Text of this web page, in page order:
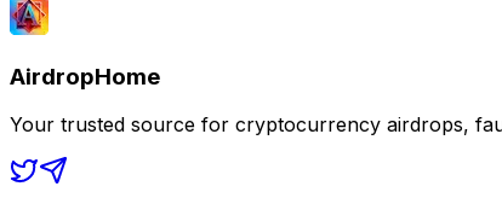
AirdropHome
Your trusted source for cryptocurrency airdrops,